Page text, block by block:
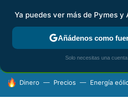
FISCALIDAD Y CONTABILIDAD
HOY SE HABLA DE
Dinero Precios Energía
Ya puedes ver más de Pymes y
Añádenos como
Solo necesitas una